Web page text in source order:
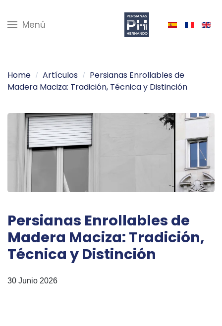
Menú
Home Artículos
Persianas Enrollables de
Madera Maciza: Tradición, Técnica y Distinción
Persianas Enrollables de
Madera Maciza: Tradición,
Técnica y Distinción
30 Junio 2026